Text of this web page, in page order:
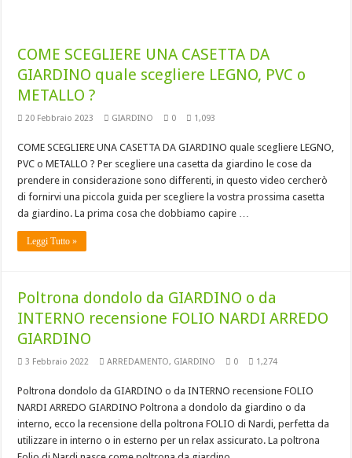
COME SCEGLIERE UNA CASETTA DA
GIARDINO quale scegliere LEGNO, PVC o
METALLO ?
20 Febbraio 2023 GIARDINO 0 1,093
COME SCEGLIERE UNA CASETTA DA GIARDINO quale scegliere LEGNO,
PVC o METALLO ? Per scegliere una casetta da giardino le cose da
prendere in considerazione sono differenti, in questo video cercherò
di fornirvi una piccola guida per scegliere la vostra prossima casetta
da giardino. La prima cosa che dobbiamo capire …
Leggi Tutto »
Poltrona dondolo da GIARDINO o da
INTERNO recensione FOLIO NARDI ARREDO
GIARDINO
3 Febbraio 2022 ARREDAMENTO, GIARDINO 0 1,274
Poltrona dondolo da GIARDINO o da INTERNO recensione FOLIO
NARDI ARREDO GIARDINO Poltrona a dondolo da giardino o da
interno, ecco la recensione della poltrona FOLIO di Nardi, perfetta da
utilizzare in interno o in esterno per un relax assicurato. La poltrona